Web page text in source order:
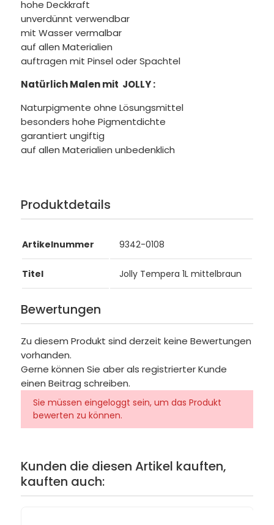
hohe Deckkraft
unverdünnt verwendbar
mit Wasser vermalbar
auf allen Materialien
auftragen mit Pinsel oder Spachtel
Natürlich Malen mit JOLLY:
Naturpigmente ohne Lösungsmittel
besonders hohe Pigmentdichte
garantiert ungiftig
auf allen Materialien unbedenklich
Produktdetails
Artikelnummer 9342-0108
Titel Jolly Tempera 1L mittelbraun
Bewertungen
Zu diesem Produkt sind derzeit keine Bewertungen
vorhanden.
Gerne können Sie aber als registrierter Kunde
einen Beitrag schreiben.
Sie müssen eingeloggt sein, um das Produkt
bewerten zu können.
Kunden die diesen Artikel kauften,
kauften auch: